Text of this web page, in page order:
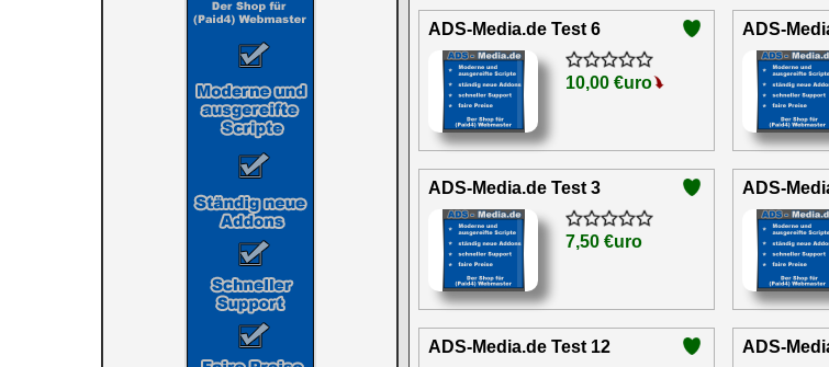
ADS-Media.de Test 6
10,00 €uro
ADS-
ADS-Media.de Test 3
7,50 €uro
ADS-
ADS-Media.de Test 12 ADS-